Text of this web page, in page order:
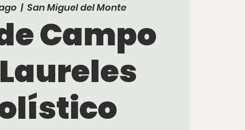
  |
San Miguel del Monte
Campo